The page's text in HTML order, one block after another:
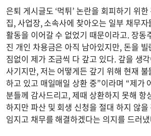
은퇴 게시글도 ‘먹튀’ 논란을 회피하기 위
집, 사업장, 소속사에 찾아오는 일부 채무
활동을 이어갈 수 없었기 때문이라고. 장동
진 개인 차용금은 아직 남아있지만, 돈을
짐없이 제가 조금씩 다 갚고 있다. 갚을 생
사기지만, 저는 어떻게든 갚기 위해 현재
하고 있고 매일매일 상환 중”이라며 “제가
분들께 감사드리고, 제때 상환하지 못해 항
하지만 파산 및 회생 신청을 절대 하지 않
임지고 채무를 해결하겠다는 의지를 드러